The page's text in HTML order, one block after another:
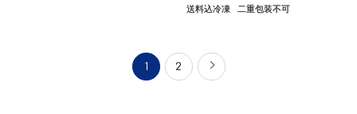
送料込冷凍 二重包装不可
1 2